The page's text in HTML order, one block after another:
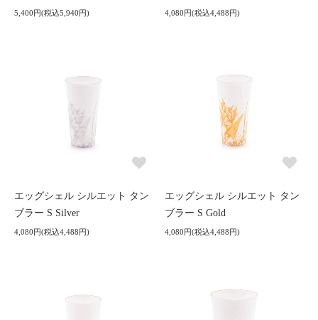
5,400円(税込5,940円) 4,080円(税込4,488円)
エッグシェル シルエット タン
ブラー S Silver
4,080円(税込4,488円)
エッグシェル シルエット タン
ブラー S Gold
4,080円(税込4,488円)